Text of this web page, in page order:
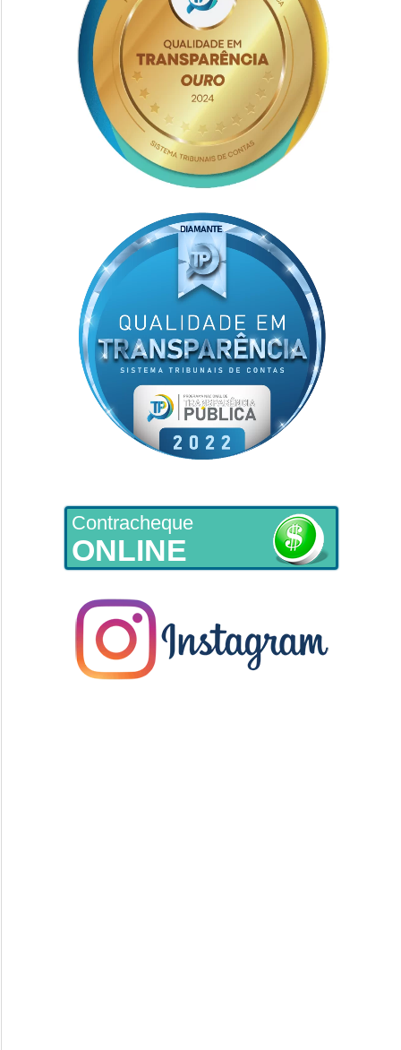
Contracheque
ONLINE